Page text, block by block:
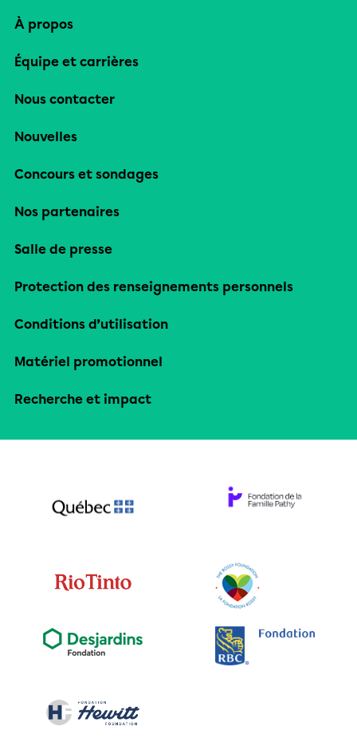
À propos
Équipe et carrières
Nous contacter
Nouvelles
Concours et sondages
Nos partenaires
Salle de presse
Protection des renseignements personnels
Conditions d’utilisation
Matériel promotionnel
Recherche et impact